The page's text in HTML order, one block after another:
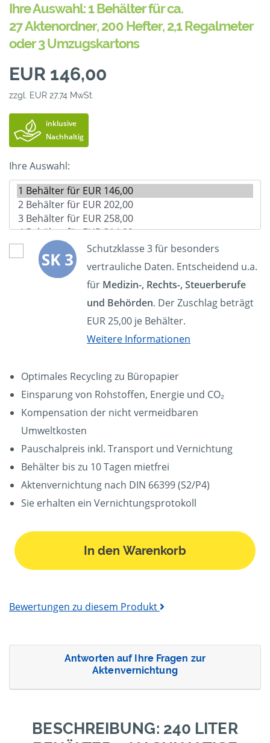
Ihre Auswahl: 1 Behälter für ca.
27 Aktenordner, 200 Hefter, 2,1 Regalmeter
oder 3 Umzugskartons
EUR 146,00
zzgl. EUR 27,74 MwSt.
inklusive
Nachhaltig
Ihre Auswahl:
Schutzklasse 3 für besonders
vertrauliche Daten. Entscheidend u.a.
für Medizin-, Rechts-, Steuerberufe
und Behörden. Der Zuschlag beträgt
EUR 25,00 je Behälter.
Weitere Informationen
Optimales Recycling zu Büropapier
Einsparung von Rohstoffen, Energie und CO₂
Kompensation der nicht vermeidbaren
Umweltkosten
Pauschalpreis inkl. Transport und Vernichtung
Behälter bis zu 10 Tagen mietfrei
Aktenvernichtung nach DIN 66399 (S2/P4)
Sie erhalten ein Vernichtungsprotokoll
In den Warenkorb
Bewertungen zu diesem Produkt
Antworten auf Ihre Fragen zur
Aktenvernichtung
BESCHREIBUNG: 240 LITER